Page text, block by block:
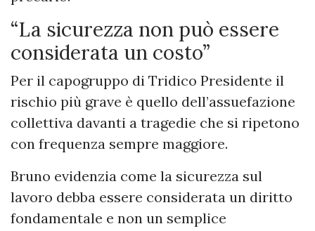
“La sicurezza non può essere
considerata un costo”
Per il capogruppo di Tridico Presidente il
rischio più grave è quello dell’assuefazione
collettiva davanti a tragedie che si ripetono
con frequenza sempre maggiore.
Bruno evidenzia come la sicurezza sul
lavoro debba essere considerata un diritto
fondamentale e non un semplice